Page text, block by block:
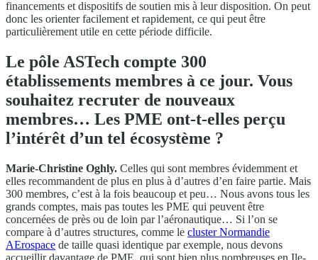
financements et dispositifs de soutien mis à leur disposition. On peut
donc les orienter facilement et rapidement, ce qui peut être
particulièrement utile en cette période difficile.
Le pôle ASTech compte 300
établissements membres à ce jour. Vous
souhaitez recruter de nouveaux
membres… Les PME ont-t-elles perçu
l’intérêt d’un tel écosystème ?
Marie-Christine Oghly. Celles qui sont membres évidemment et
elles recommandent de plus en plus à d’autres d’en faire partie. Mais
300 membres, c’est à la fois beaucoup et peu… Nous avons tous les
grands comptes, mais pas toutes les PME qui peuvent être
concernées de près ou de loin par l’aéronautique… Si l’on se
compare à d’autres structures, comme le cluster Normandie
AErospace de taille quasi identique par exemple, nous devons
accueillir davantage de PME, qui sont bien plus nombreuses en Ile-